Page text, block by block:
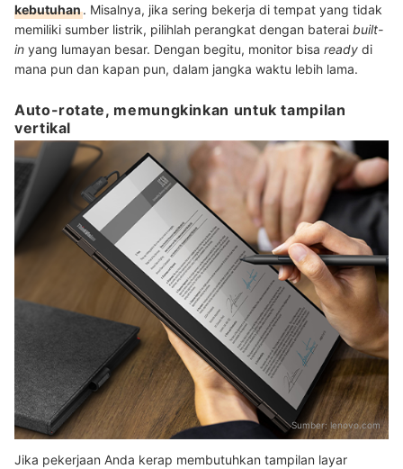
kebutuhan. Misalnya, jika sering bekerja di tempat yang tidak
memiliki sumber listrik, pilihlah perangkat dengan baterai built-
in yang lumayan besar. Dengan begitu, monitor bisa ready di
mana pun dan kapan pun, dalam jangka waktu lebih lama.
Auto-rotate, memungkinkan untuk tampilan
vertikal
Sumber: lenovo.com
Jika pekerjaan Anda kerap membutuhkan tampilan layar